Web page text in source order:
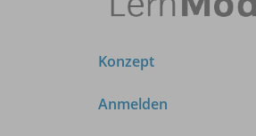
Konzept
Anmelden